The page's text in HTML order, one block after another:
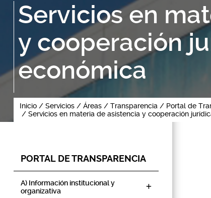
Servicios en
y cooperación
económica
Inicio Servicios Áreas Transparencia Portal de
Servicios en materia de asistencia y cooperación
PORTAL DE TRANSPARENCIA
A) Información institucional y
organizativa